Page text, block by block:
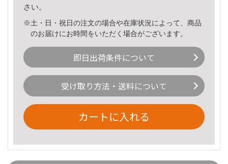
さい。
※土・日・祝日の注文の場合や在庫状況によって、商品
のお届けにお時間をいただく場合がございます。
即日出荷条件について
受け取り方法・送料について
カートに入れる